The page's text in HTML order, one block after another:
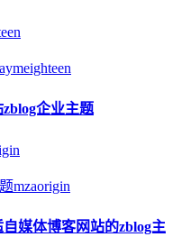
企业主题
媒体博客网站的zblog主